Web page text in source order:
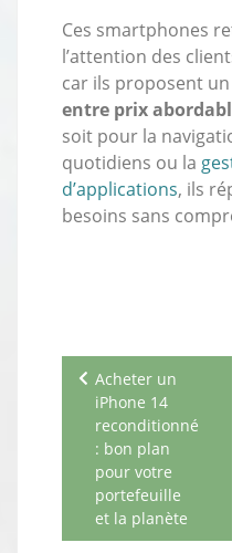
Ces smartphones
l’attention des
car ils proposent un
entre prix
soit pour la
quotidiens ou la
d’applications, ils
besoins sans
Navigation
l’article
Acheter un
iPhone 14
reconditionné
: bon plan
pour votre
portefeuille
et la planète